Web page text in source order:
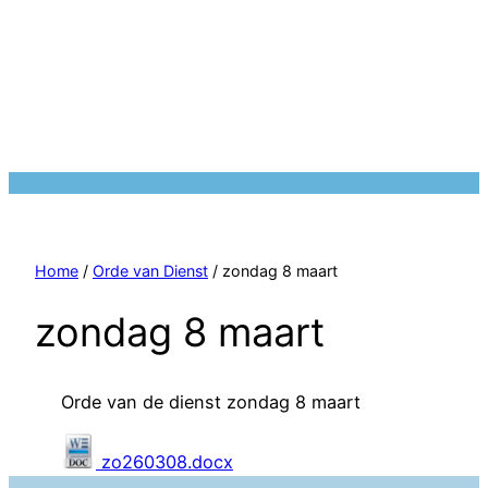
Home / Orde van Dienst / zondag 8 maart
zondag 8 maart
Orde van de dienst zondag 8 maart
zo260308.docx